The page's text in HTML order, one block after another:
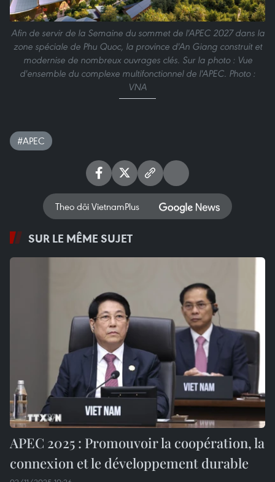
Afin de servir de la Semaine du sommet de l'APEC 2027 dans la
zone spéciale de Phu Quoc, la province d'An Giang construit et
modernise de nombreux ouvrages clés. Sur la photo : Vue
d'ensemble du complexe multifonctionnel de l'APEC. Photo :
VNA
#APEC
Theo dõi VietnamPlus
SUR LE MÊME SUJET
APEC 2025 : Promouvoir la coopération, la
connexion et le développement durable